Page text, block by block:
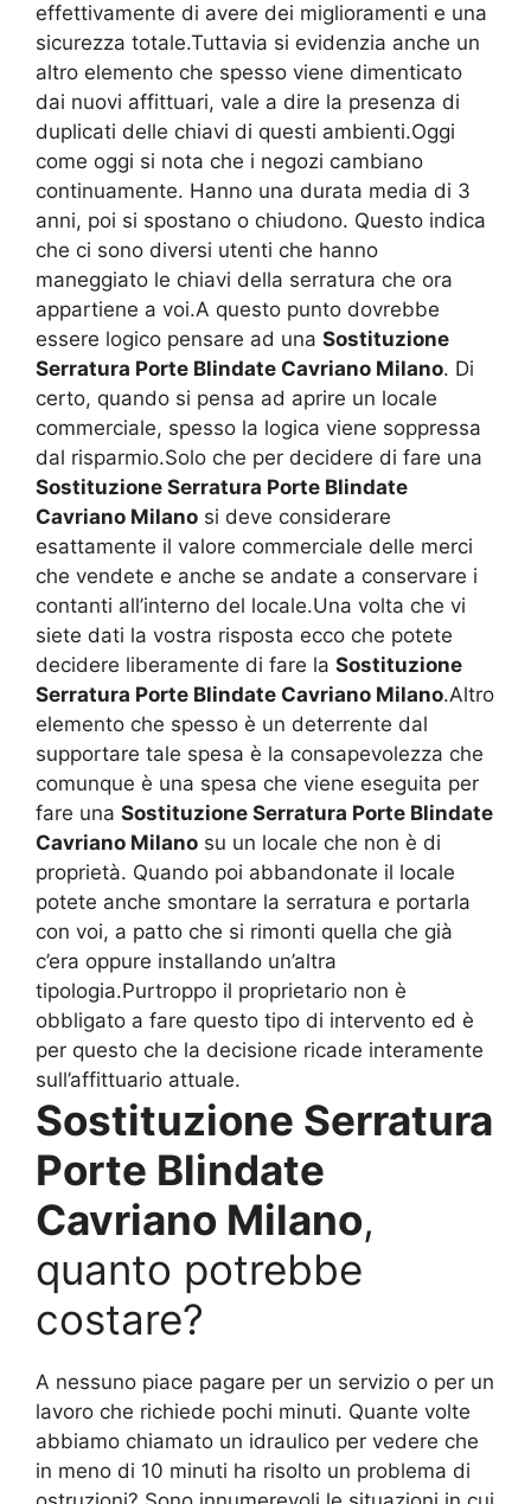
effettivamente di avere dei miglioramenti e una
sicurezza totale.Tuttavia si evidenzia anche un
altro elemento che spesso viene dimenticato
dai nuovi affittuari, vale a dire la presenza di
duplicati delle chiavi di questi ambienti.Oggi
come oggi si nota che i negozi cambiano
continuamente. Hanno una durata media di 3
anni, poi si spostano o chiudono. Questo indica
che ci sono diversi utenti che hanno
maneggiato le chiavi della serratura che ora
appartiene a voi.A questo punto dovrebbe
essere logico pensare ad una Sostituzione
Serratura Porte Blindate Cavriano Milano. Di
certo, quando si pensa ad aprire un locale
commerciale, spesso la logica viene soppressa
dal risparmio.Solo che per decidere di fare una
Sostituzione Serratura Porte Blindate
Cavriano Milano si deve considerare
esattamente il valore commerciale delle merci
che vendete e anche se andate a conservare i
contanti all’interno del locale.Una volta che vi
siete dati la vostra risposta ecco che potete
decidere liberamente di fare la Sostituzione
Serratura Porte Blindate Cavriano Milano.Altro
elemento che spesso è un deterrente dal
supportare tale spesa è la consapevolezza che
comunque è una spesa che viene eseguita per
fare una Sostituzione Serratura Porte Blindate
Cavriano Milano su un locale che non è di
proprietà. Quando poi abbandonate il locale
potete anche smontare la serratura e portarla
con voi, a patto che si rimonti quella che già
c’era oppure installando un’altra
tipologia.Purtroppo il proprietario non è
obbligato a fare questo tipo di intervento ed è
per questo che la decisione ricade interamente
sull’affittuario attuale.
Sostituzione Serratura
Porte Blindate
Cavriano Milano,
quanto potrebbe
costare?
A nessuno piace pagare per un servizio o per un
lavoro che richiede pochi minuti. Quante volte
abbiamo chiamato un idraulico per vedere che
in meno di 10 minuti ha risolto un problema di